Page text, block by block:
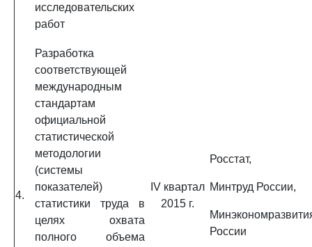
исследовательских
работ
4.
Разработка
соответствующей
международным
стандартам
официальной
статистической
методологии
(системы
показателей)
статистики труда в
целях охвата
полного объема
IV квартал
2015 г.
Росстат,
Минтруд России,
России